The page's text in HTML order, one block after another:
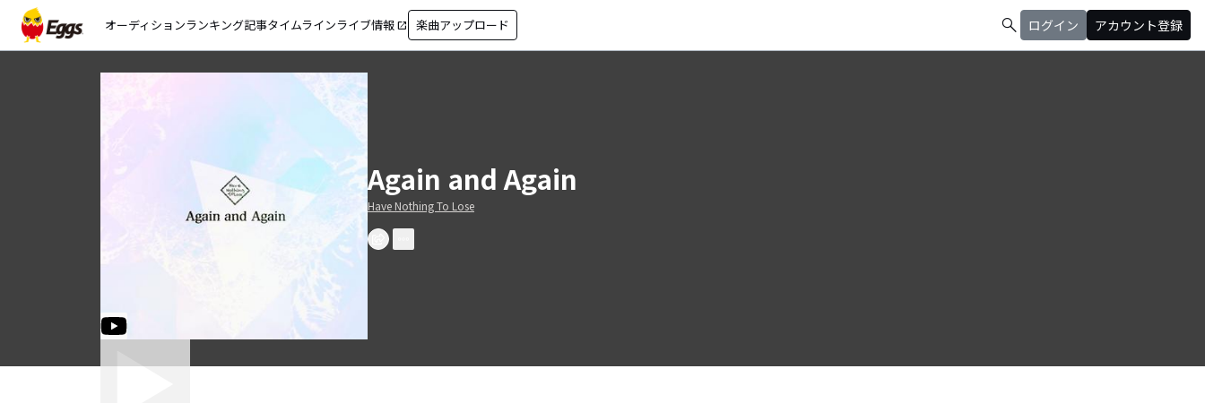
オーディションランキング記事タイムラインライブ情報 open_in_new 楽曲アップロード search ログイン アカウント登録
Again and Again
Have Nothing To Lose